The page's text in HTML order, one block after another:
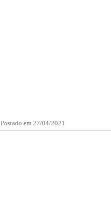
Postado em 27/04/2021